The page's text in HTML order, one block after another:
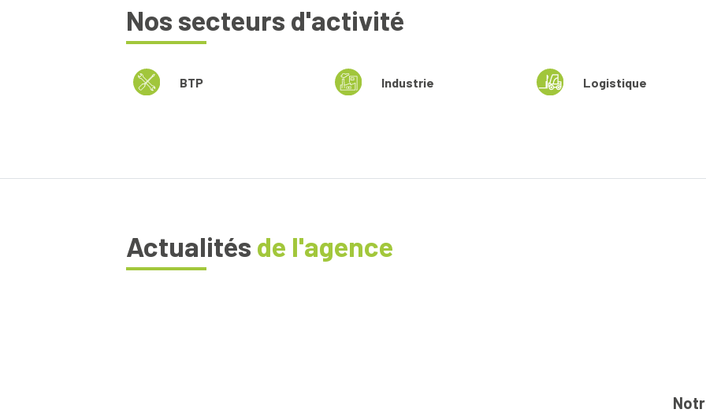
Nos secteurs d'activité
BTP Industrie Logistique
Actualités de l'agence